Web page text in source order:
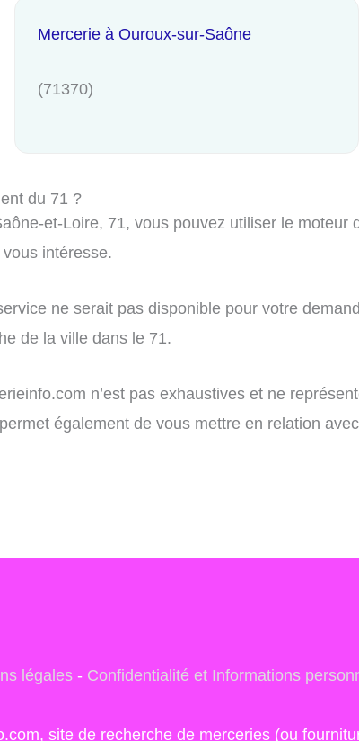
Mercerie à Ouroux-sur-Saône
(71370)
du 71 ?
et-Loire, 71, vous pouvez utiliser le moteur
intéresse.
ne serait pas disponible pour votre
de la ville dans le 71.
n’est pas exhaustives et ne
également de vous mettre en relation
légales- Confidentialité et Informations
site de recherche de merceries (ou